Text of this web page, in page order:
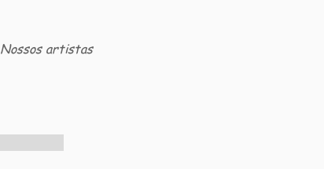
Nossos artistas